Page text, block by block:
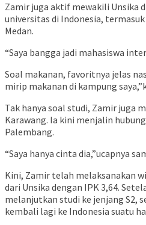
Zamir juga aktif mewakili Unsika
universitas di Indonesia, termasuk
Medan.
“Saya bangga jadi mahasiswa
Soal makanan, favoritnya jelas
mirip makanan di kampung
Tak hanya soal studi, Zamir juga
Karawang. Ia kini menjalin
Palembang.
“Saya hanya cinta dia,”ucapnya
Kini, Zamir telah melaksanakan
dari Unsika dengan IPK 3,64.
melanjutkan studi ke jenjang S2,
kembali lagi ke Indonesia suatu